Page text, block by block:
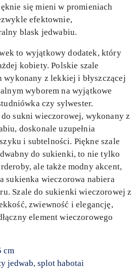
się mieni w promieniach
efektownie,
blask jedwabiu.
to wyjątkowy dodatek, który
kobiety. Polskie szale
wykonany z lekkiej i błyszczącej
wyborem na wyjątkowe
czy sylwester.
sukni wieczorowej, wykonany z
doskonale uzupełnia
i subtelności. Piękne szale
do sukienki, to nie tylko
ale także modny akcent,
sukienka wieczorowa nabiera
Szale do sukienki wieczorowej z
zwiewność i elegancję,
element wieczorowego
cm
jedwab, splot habotai